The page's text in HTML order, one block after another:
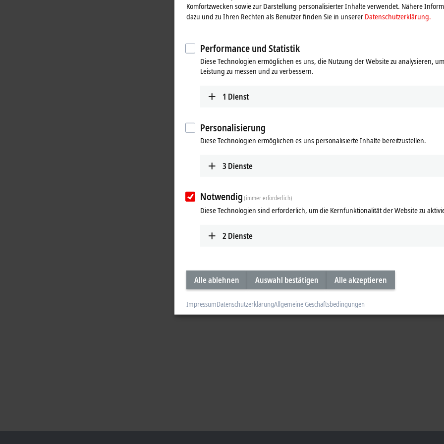
Komfortzwecken sowie zur Darstellung personalisierter Inhalte verwendet. Nähere
dazu und zu Ihren Rechten als Benutzer finden Sie in unserer Datenschutzerklärung.
Performance und Statistik
Diese Technologien ermöglichen es uns, die Nutzung der Website zu analysieren,
Leistung zu messen und zu verbessern.
1 Dienst
Personalisierung
Diese Technologien ermöglichen es uns personalisierte Inhalte bereitzustellen.
3 Dienste
Notwendig(immer erforderlich)
Diese Technologien sind erforderlich, um die Kernfunktionalität der Website zu
2 Dienste
Alle ablehnen Auswahl bestätigen Alle akzeptieren
ImpressumDatenschutzerklärungAllgemeine Geschäftsbedingungen